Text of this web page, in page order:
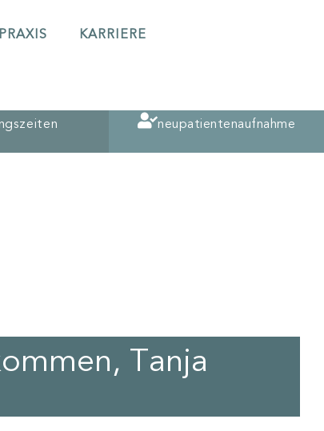
PRAXIS KARRIERE
neupatientenaufnahme
Tanja